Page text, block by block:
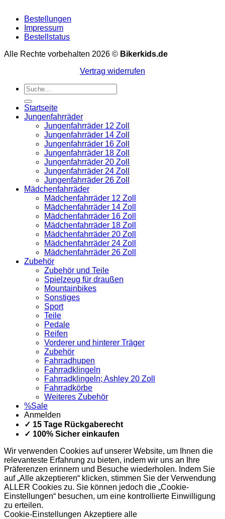
Bestellungen
Impressum
Bestellstatus
Alle Rechte vorbehalten 2026 © Bikerkids.de
Vertrag widerrufen
Suchen
nach:
Startseite
Jungenfahrräder
Jungenfahrräder 12 Zoll
Jungenfahrräder 14 Zoll
Jungenfahrräder 16 Zoll
Jungenfahrräder 18 Zoll
Jungenfahrräder 20 Zoll
Jungenfahrräder 24 Zoll
Jungenfahrräder 26 Zoll
Mädchenfahrräder
Mädchenfahrräder 12 Zoll
Mädchenfahrräder 14 Zoll
Mädchenfahrräder 16 Zoll
Mädchenfahrräder 18 Zoll
Mädchenfahrräder 20 Zoll
Mädchenfahrräder 24 Zoll
Mädchenfahrräder 26 Zoll
Zubehör
Zubehör und Teile
Spielzeug für draußen
Mountainbikes
Sonstiges
Sport
Teile
Pedale
Reifen
Vorderer und hinterer Träger
Zubehör
Fahrradhupen
Fahrradklingeln
Fahrradklingeln; Ashley 20 Zoll
Fahrradkörbe
Weiteres Zubehör
%Sale
Anmelden
✓ 15 Tage Rückgaberecht
✓ 100% Sicher einkaufen
Wir verwenden Cookies auf unserer Website, um Ihnen die
relevanteste Erfahrung zu bieten, indem wir uns an Ihre
Präferenzen erinnern und Besuche wiederholen. Indem Sie
auf „Alle akzeptieren“ klicken, stimmen Sie der Verwendung
ALLER Cookies zu. Sie können jedoch die „Cookie-
Einstellungen“ besuchen, um eine kontrollierte Einwilligung
zu erteilen.
Cookie-Einstellungen Akzeptiere alle